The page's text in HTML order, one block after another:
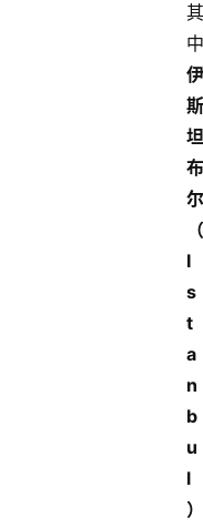
I
s
t
a
n
b
u
l